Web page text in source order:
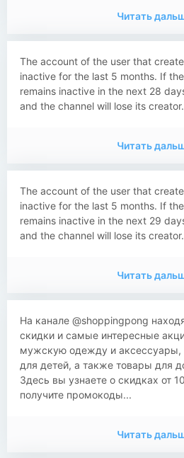
Читать
The account of the user that
inactive for the last 5 months. If
remains inactive in the next 28
and the channel will lose its creator.
Читать
The account of the user that
inactive for the last 5 months. If
remains inactive in the next 29
and the channel will lose its creator.
Читать
На канале @shoppingpong
скидки и самые интересные
мужскую одежду и аксессуары,
для детей, а также товары для
Здесь вы узнаете о скидках от
получите промокоды...
Читать